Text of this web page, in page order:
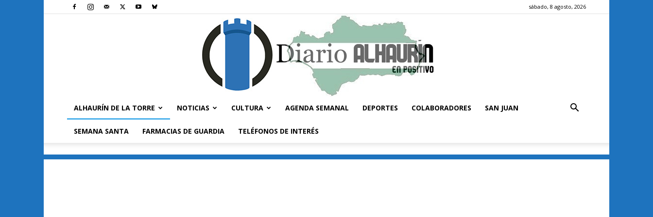
sábado, 8 agosto, 2026
ALHAURÍN DE LA TORRE NOTICIAS CULTURA AGENDA SEMANAL DEPORTES COLABORADORES SAN JUAN
SEMANA SANTA FARMACIAS DE GUARDIA TELÉFONOS DE INTERÉS